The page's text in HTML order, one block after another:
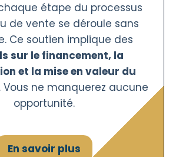
étape du processus
de vente se déroule sans
Ce soutien implique des
sur le financement, la
et la mise en valeur du
Vous ne manquerez aucune
opportunité.
En savoir plus